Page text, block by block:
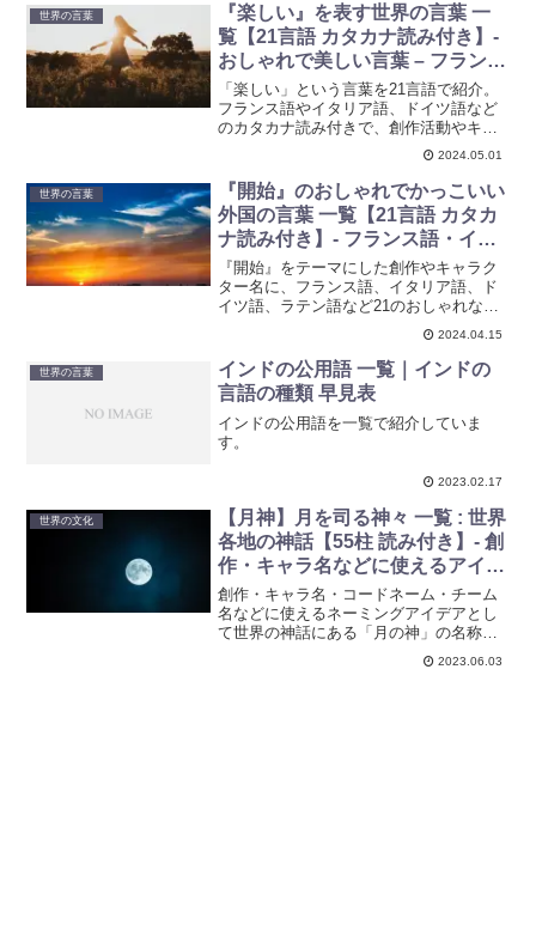
世界の言葉
『楽しい』を表す世界の言葉 一
覧【21言語 カタカナ読み付き】-
おしゃれで美しい言葉 – フランス
語・イタリア語・ドイツ語・ラテ
ン語など
「楽しい」という言葉を21言語で紹介。
フランス語やイタリア語、ドイツ語など
のカタカナ読み付きで、創作活動やキャ
ラクター名付けにぴったりの言葉をお届
2024.05.01
世界の言葉
『開始』のおしゃれでかっこいい
外国の言葉 一覧【21言語 カタカ
ナ読み付き】- フランス語・イタ
リア語・ドイツ語・ラテン語など
『開始』をテーマにした創作やキャラク
ター名に、フランス語、イタリア語、ド
イツ語、ラテン語など21のおしゃれな外
国語表現をカタカナ読み付きで紹介。創
作活動の新たなアイデア源としてお役立
てください。
2024.04.15
世界の言葉
インドの公用語 一覧｜インドの
言語の種類 早見表
インドの公用語を一覧で紹介していま
す。
2023.02.17
世界の文化
【月神】月を司る神々 一覧 : 世界
各地の神話【55柱 読み付き】- 創
作・キャラ名などに使えるアイデ
ア集
創作・キャラ名・コードネーム・チーム
名などに使えるネーミングアイデアとし
て世界の神話にある「月の神」の名称に
簡単な説明をつけて紹介しています。ネ
ーミングのヒントに使えるかもしれない
2023.06.03